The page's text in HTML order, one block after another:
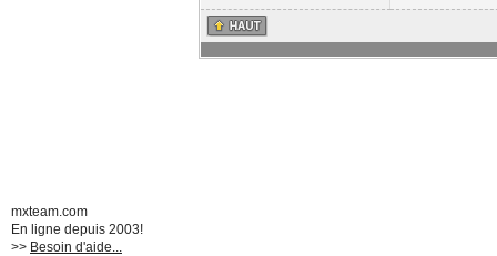
mxteam.com
En ligne depuis 2003!
>> Besoin d'aide...